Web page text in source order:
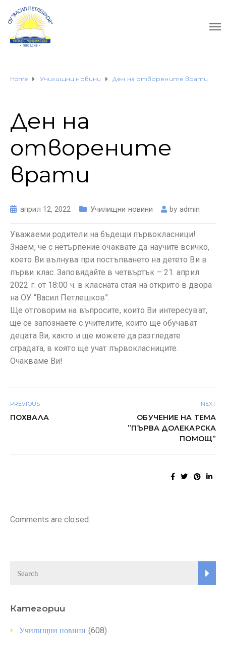
Home Училищни новини Ден на отворените врати
Ден на
отворените
врати
април 12, 2022 Училищни новини by admin
Уважаеми родители на бъдещи първокласници!
Знаем, че с нетърпение очаквате да научите всичко,
което Ви вълнува при постъпването на детето Ви в
първи клас. Заповядайте в четвъртък – 21. април
2022 г. от 18:00 ч. в класната стая на открито в двора
на ОУ “Васил Петлешков”.
Ще отговорим на въпросите, които Ви интересуват,
ще се запознаете с учителите, които ще обучават
децата Ви, както и ще можете да разгледате
сградата, в която ще учат първокласниците.
Очакваме Ви!
PREVIOUS
ПОХВАЛА
NEXT
ОБУЧЕНИЕ НА ТЕМА
”ПЪРВА ДОЛЕКАРСКА
ПОМОЩ”
Comments are closed.
Категории
Училищни новини (608)